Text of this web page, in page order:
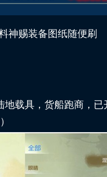
神赐装备图纸随便刷
地载具， 货船跑商，已